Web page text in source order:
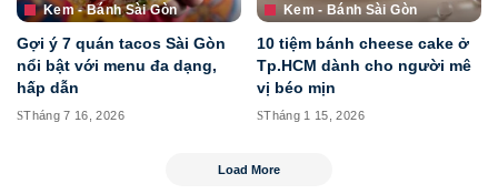
Kem - Bánh Sài Gòn
Gợi ý 7 quán tacos Sài Gòn
nổi bật với menu đa dạng,
hấp dẫn
Tháng 7 16, 2026
Kem - Bánh Sài Gòn
10 tiệm bánh cheese cake ở
Tp.HCM dành cho người mê
vị béo mịn
Tháng 1 15, 2026
Load More